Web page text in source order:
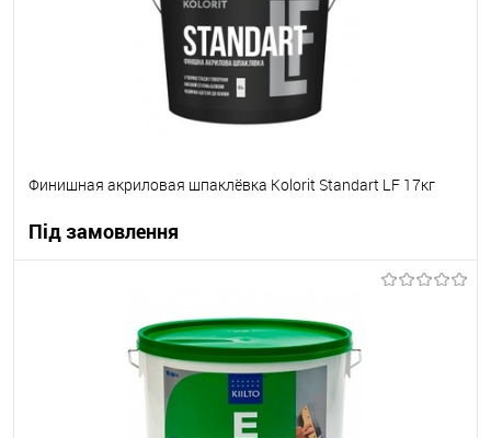
Финишная акриловая шпаклёвка Kolorit Standart LF 17кг
Під замовлення
Під замовлення